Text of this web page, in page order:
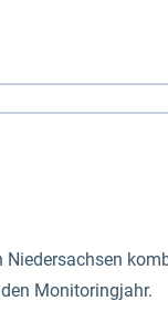
(NDG). Die
sind (§2
die Deichbehörde
Monitoringjahr.